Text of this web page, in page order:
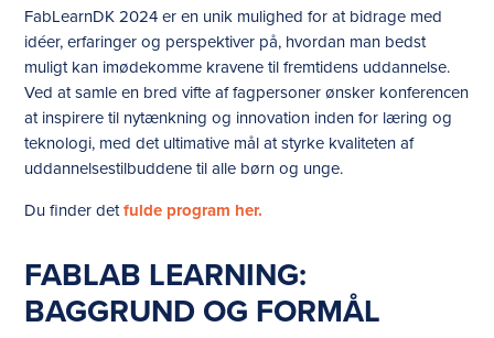
FabLearnDK 2024 er en unik mulighed for at bidrage med
idéer, erfaringer og perspektiver på, hvordan man bedst
muligt kan imødekomme kravene til fremtidens uddannelse.
Ved at samle en bred vifte af fagpersoner ønsker konferencen
at inspirere til nytænkning og innovation inden for læring og
teknologi, med det ultimative mål at styrke kvaliteten af
uddannelsestilbuddene til alle børn og unge.
Du finder detfulde program her.
FABLAB LEARNING:
BAGGRUND OG FORMÅL